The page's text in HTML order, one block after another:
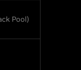
Pool)